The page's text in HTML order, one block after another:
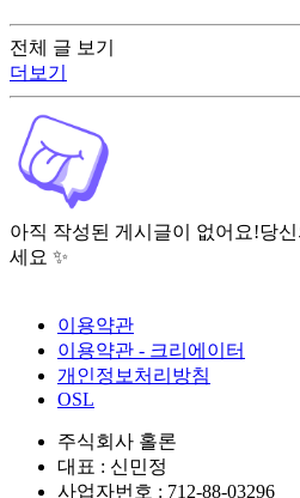
전체 글 보기
더보기
아직 작성된 게시글이 없어요!당
세요 ✨
이용약관
이용약관 - 크리에이터
개인정보처리방침
OSL
주식회사 홀론
대표 : 신민정
사업자번호 : 712-88-03296